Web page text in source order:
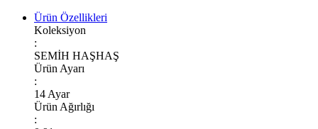
Ürün Özellikleri
Koleksiyon
:
SEMİH HAŞHAŞ
Ürün Ayarı
:
14 Ayar
Ürün Ağırlığı
: